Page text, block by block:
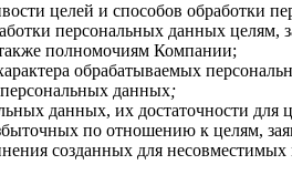
целей и способов обработки
персональных данных целям,
полномочиям Компании;
обрабатываемых
данных;
данных, их достаточности для
по отношению к целям,
созданных для